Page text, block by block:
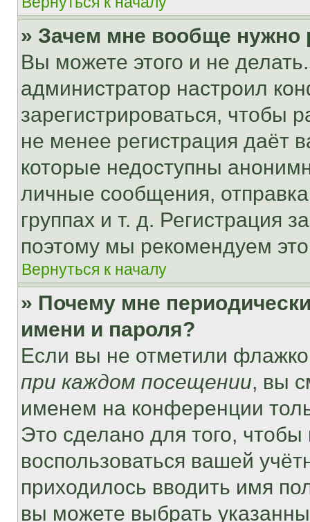
» Зачем мне вообще нужно
Вы можете этого и не
администратор настроил
зарегистрироваться, чтобы
не менее регистрация даёт
которые недоступны
личные сообщения,
группах и т. д. Регистрация
поэтому мы рекомендуем
Вернуться к началу
» Почему мне
имени и пароля?
Если вы не отметили
при каждом посещении, вы
именем на конференции
Это сделано для того, чтобы
воспользоваться вашей
приходилось вводить имя
вы можете выбрать